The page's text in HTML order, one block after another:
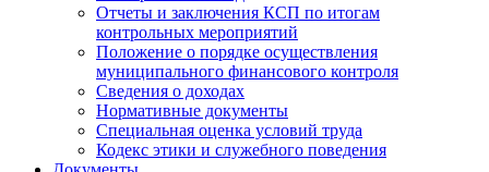
Отчеты и заключения КСП по итогам
контрольных мероприятий
Положение о порядке осуществления
муниципального финансового контроля
Сведения о доходах
Нормативные документы
Специальная оценка условий труда
Кодекс этики и служебного поведения